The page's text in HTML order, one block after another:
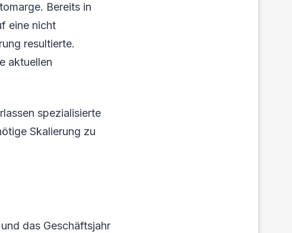
Bereits in
eine nicht
resultierte.
aktuellen
spezialisierte
Skalierung zu
das Geschäftsjahr